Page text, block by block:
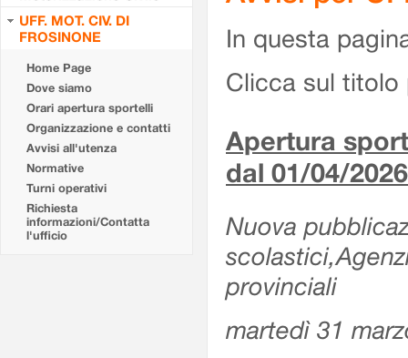
UFF. MOT. CIV. DI
FROSINONE
Home Page
Dove siamo
Orari apertura sportelli
Organizzazione e contatti
Avvisi all'utenza
Normative
Turni operativi
Richiesta
informazioni/Contatta
l'ufficio
In questa
Clicca sul titolo
Apertura
dal 01/04/2026
Nuova
provinciali
martedì 31